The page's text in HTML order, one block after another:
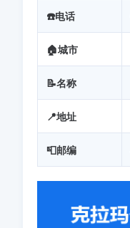
☎️电话
🏠️城市
📝名称
📍地址
📮邮编